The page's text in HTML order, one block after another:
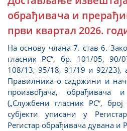
обрађивача и
први квартал 2026.
На основу члана 7. став 6.
гласник РС“, бр. 101/05,
108/13, 95/18, 91/19 и 92/23),
Правилника о садржини и
произвођача, обрађивача
(„Службени гласник РС“,
субјекти уписани у
Регистар обрађивача дувана и